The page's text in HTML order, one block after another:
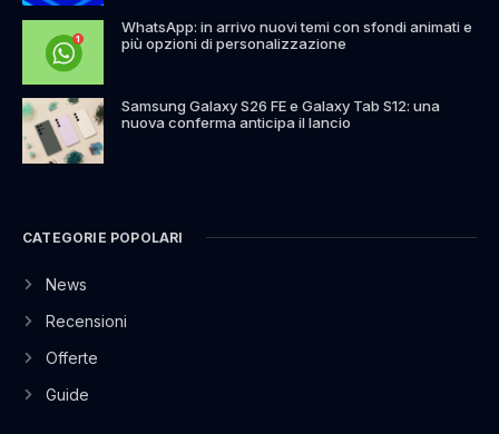
WhatsApp: in arrivo nuovi temi con sfondi animati e
più opzioni di personalizzazione
Samsung Galaxy S26 FE e Galaxy Tab S12: una
nuova conferma anticipa il lancio
CATEGORIE POPOLARI
News
Recensioni
Offerte
Guide